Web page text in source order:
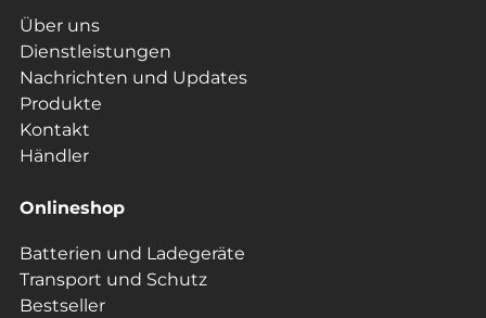
Über uns
Dienstleistungen
Nachrichten und Updates
Produkte
Kontakt
Händler
Onlineshop
Batterien und Ladegeräte
Transport und Schutz
Bestseller